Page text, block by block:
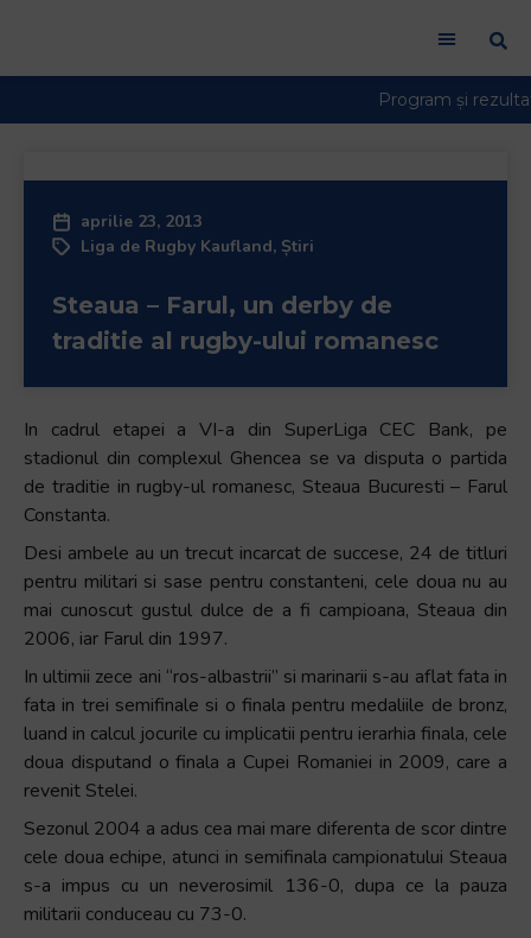
All
One
screen
reader.
One
screen
reader,
press
"Ctrl
This
shortcut
activates
the
screen
reader
you
navigate
and
interact
aprilie 23, 2013
Liga de Rugby Kaufland, Știri
Steaua – Farul, un derby de
traditie al rugby-ului romanesc
In cadrul etapei a VI-a din SuperLiga CEC Bank, pe
stadionul din complexul Ghencea se va disputa o partida
de traditie in rugby-ul romanesc, Steaua Bucuresti – Farul
Constanta.
Desi ambele au un trecut incarcat de succese, 24 de titluri
pentru militari si sase pentru constanteni, cele doua nu au
mai cunoscut gustul dulce de a fi campioana, Steaua din
2006, iar Farul din 1997.
In ultimii zece ani “ros-albastrii” si marinarii s-au aflat fata in
fata in trei semifinale si o finala pentru medaliile de bronz,
luand in calcul jocurile cu implicatii pentru ierarhia finala, cele
doua disputand o finala a Cupei Romaniei in 2009, care a
revenit Stelei.
Sezonul 2004 a adus cea mai mare diferenta de scor dintre
cele doua echipe, atunci in semifinala campionatului Steaua
s-a impus cu un neverosimil 136-0, dupa ce la pauza
militarii conduceau cu 73-0.